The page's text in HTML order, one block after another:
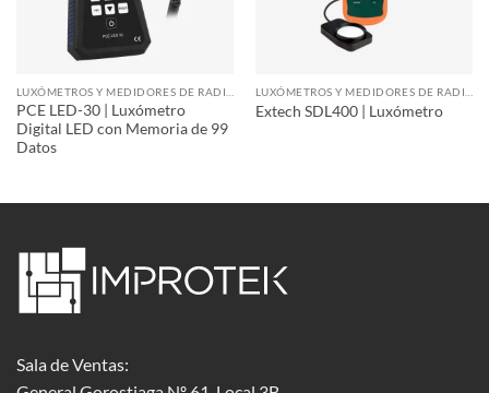
PCE LED-30 | Luxómetro
Digital LED con Memoria de 99
Datos
Extech SDL400 | Luxómetro
Sala de Ventas: